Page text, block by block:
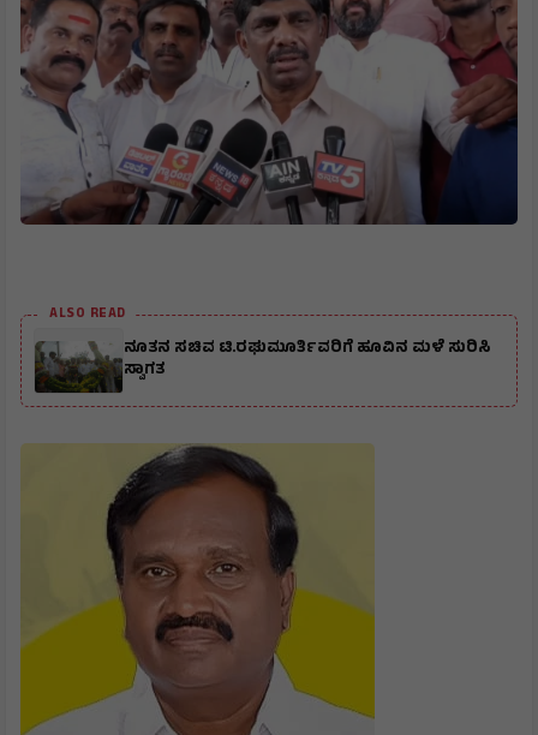
ALSO READ
ನೂತನ ಸಚಿವ ಟಿ.ರಘುಮೂರ್ತಿವರಿಗೆ ಹೂವಿನ ಮಳೆ ಸುರಿಸಿ
ಸ್ವಾಗತ